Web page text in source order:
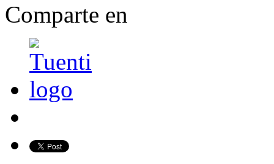
Comparte en